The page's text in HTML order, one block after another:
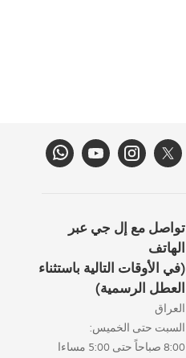
تواصل مع إل جي عبر
الهاتف
(في الأوقات التالية باستثناء
العطل الرسمية)
العراق
السبت حتى الخميس:
8:00 صباحاً حتى 5:00 مساءا